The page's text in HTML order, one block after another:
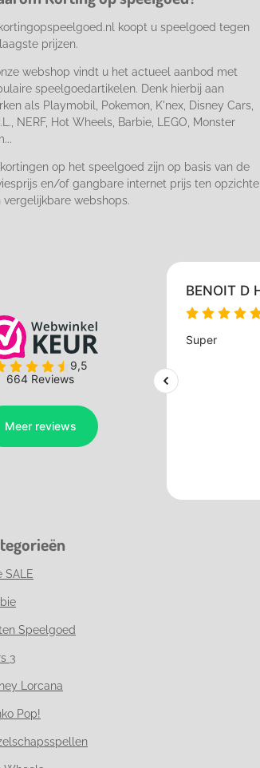
a
koopt u speelgoed tegen
prijzen.
webshop vindt u het actueel aanbod met
speelgoedartikelen. Denk hierbij aan
als Playmobil, Pokemon, K'nex, Disney Cars,
NERF, Hot Wheels, Barbie, LEGO, Monster
kortingen op het speelgoed zijn op basis van de
en/of gangbare internet prijs ten opzichte
vergelijkbare webshops.
SALE
Speelgoed
3
Lorcana
Pop!